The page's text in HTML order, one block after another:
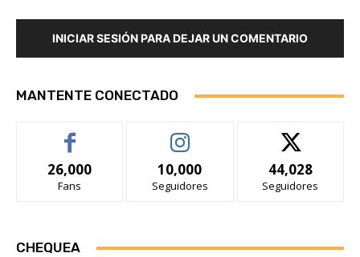
INICIAR SESIÓN PARA DEJAR UN COMENTARIO
MANTENTE CONECTADO
26,000
Fans
10,000
Seguidores
44,028
Seguidores
CHEQUEA